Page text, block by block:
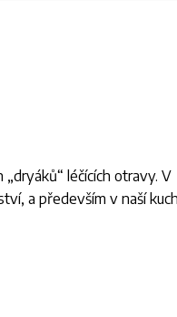
léčících otravy. V
a především v naší